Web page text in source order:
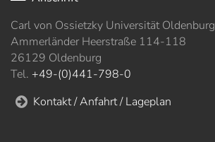
Carl von Ossietzky Universität Oldenburg
Ammerländer Heerstraße 114-118
26129 Oldenburg
Tel. +49-(0)441-798-0
Kontakt / Anfahrt / Lageplan